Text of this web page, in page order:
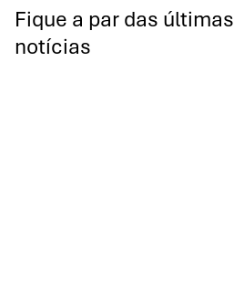
Fique a par das últimas
notícias